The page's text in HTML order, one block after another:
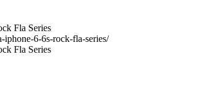
Fla Series
iphone-6-6s-rock-fla-series/
Fla Series